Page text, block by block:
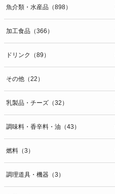
魚介類・水産品（898）
加工食品（366）
ドリンク（89）
その他（22）
乳製品・チーズ（32）
調味料・香辛料・油（43）
燃料（3）
調理道具・機器（3）